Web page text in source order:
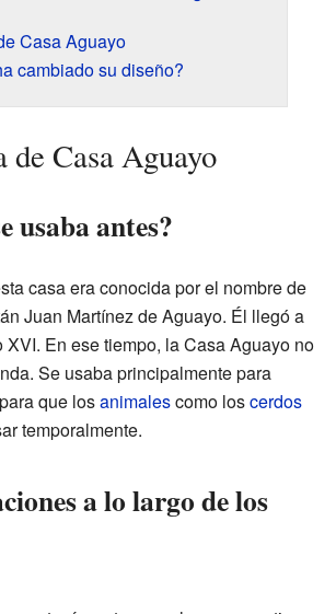
Casa Aguayo
cambiado su diseño?
Casa Aguayo
usaba antes?
casa era conocida por el nombre de
Juan Martínez de Aguayo. Él llegó a
En ese tiempo, la Casa Aguayo no
Se usaba principalmente para
que losanimalescomo loscerdos
temporalmente.
a lo largo de los